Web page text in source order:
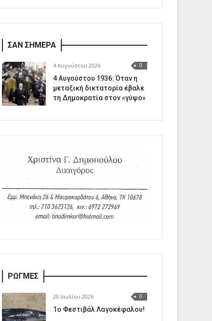
ΣΑΝ ΣΗΜΕΡΑ
4 Αυγούστου 2026 0
4 Αυγούστου 1936: Όταν η
μεταξική δικτατορία έβαλε
τη Δημοκρατία στον «γύψο»
ΡΩΓΜΕΣ
20 Ιουλίου 2026 0
1o Φεστιβάλ Λαγοκέφαλου!